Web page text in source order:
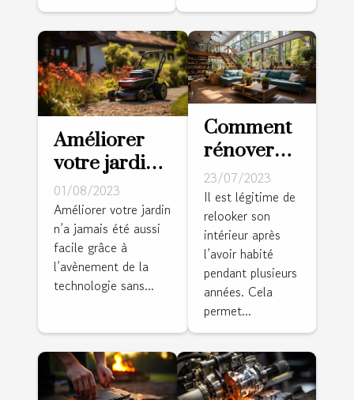
Améliorer
votre jardin
avec un
robot
tondeuse
sans fil
périphérique
01/08/2023
Améliorer votre jardin
n’a jamais été aussi
facile grâce à
l’avènement de la
technologie sans...
Comment
rénover
l'intérieur
de sa
maison ?
23/07/2023
Il est légitime de
relooker son
intérieur après
l’avoir habité
pendant plusieurs
années. Cela
permet...